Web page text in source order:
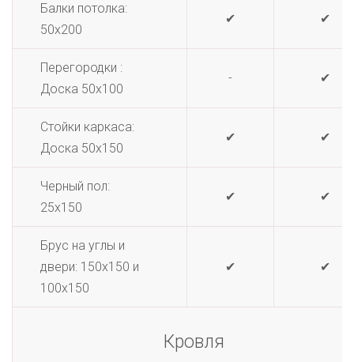
Балки потолка:
50х200
✔ ✔
Перегородки :
Доска 50х100
- ✔
Стойки каркаса:
Доска 50х150
✔ ✔
Черный пол:
25х150
✔ ✔
Брус на углы и
двери: 150х150 и
100х150
✔ ✔
Кровля